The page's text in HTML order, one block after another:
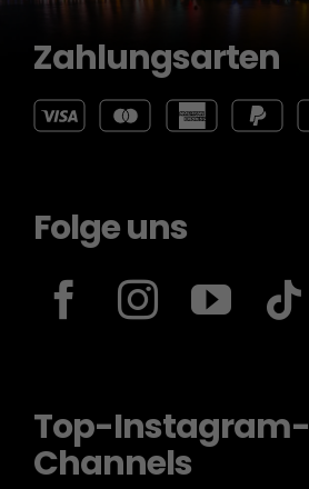
Zahlungsarten
Folge uns
Top-Instagram-
Channels